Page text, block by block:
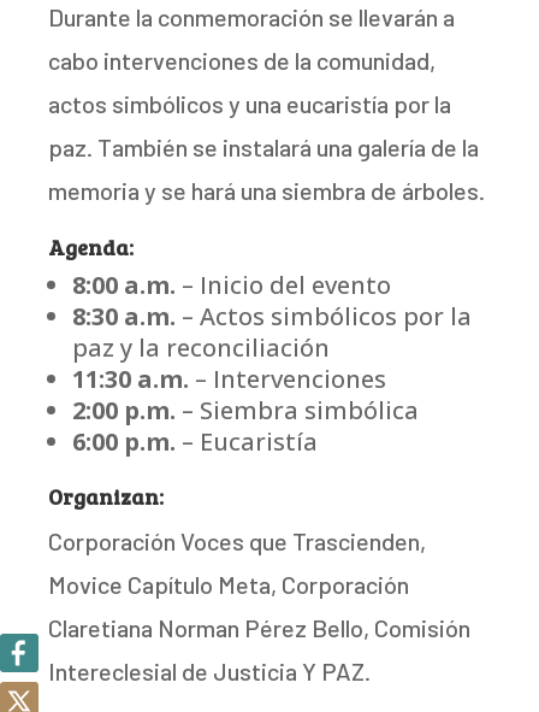
Durante la conmemoración se llevarán a
cabo intervenciones de la comunidad,
actos simbólicos y una eucaristía por la
paz. También se instalará una galería de la
memoria y se hará una siembra de árboles.
Agenda:
8:00 a.m. – Inicio del evento
8:30 a.m. – Actos simbólicos por la
paz y la reconciliación
11:30 a.m. – Intervenciones
2:00 p.m. – Siembra simbólica
6:00 p.m. – Eucaristía
Organizan:
Corporación Voces que Trascienden,
Movice Capítulo Meta, Corporación
Claretiana Norman Pérez Bello, Comisión
Intereclesial de Justicia Y PAZ.